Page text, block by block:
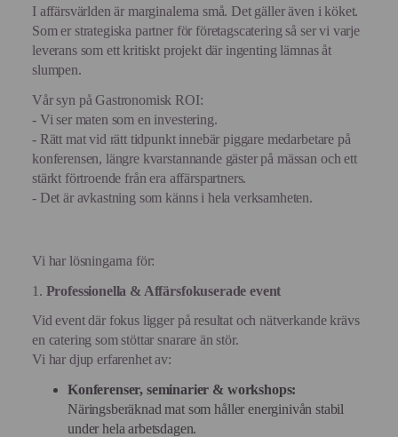
I affärsvärlden är marginalerna små. Det gäller även i köket.
Som er strategiska partner för företagscatering så ser vi varje
leverans som ett kritiskt projekt där ingenting lämnas åt
slumpen.
Vår syn på Gastronomisk ROI:
- Vi ser maten som en investering.
- Rätt mat vid rätt tidpunkt innebär piggare medarbetare på
konferensen, längre kvarstannande gäster på mässan och ett
stärkt förtroende från era affärspartners.
- Det är avkastning som känns i hela verksamheten.
Vi har lösningarna för:
1. Professionella & Affärsfokuserade event
Vid event där fokus ligger på resultat och nätverkande krävs
en catering som stöttar snarare än stör.
Vi har djup erfarenhet av:
Konferenser, seminarier & workshops:
Näringsberäknad mat som håller energinivån stabil
under hela arbetsdagen.